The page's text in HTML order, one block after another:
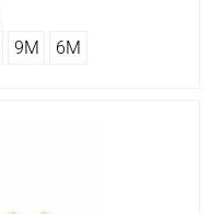
9Μ 6Μ